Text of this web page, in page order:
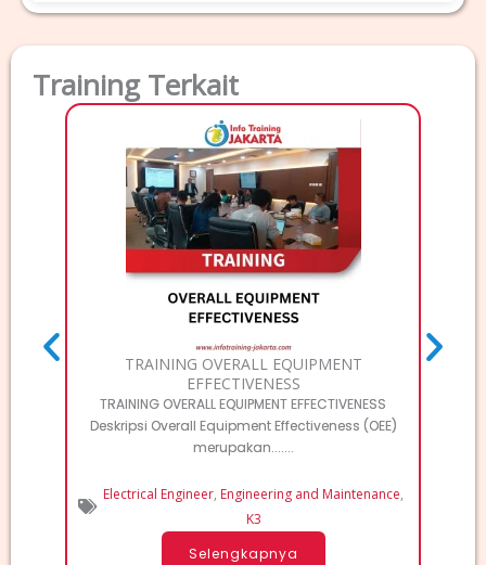
Training Terkait
TRAINING OVERALL EQUIPMENT
EFFECTIVENESS
TRAINING OVERALL EQUIPMENT EFFECTIVENESS
Deskripsi Overall Equipment Effectiveness (OEE)
merupakan.......
Electrical Engineer, Engineering and Maintenance,
K3
Selengkapnya